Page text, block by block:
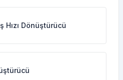
Hızı Dönüştürücü